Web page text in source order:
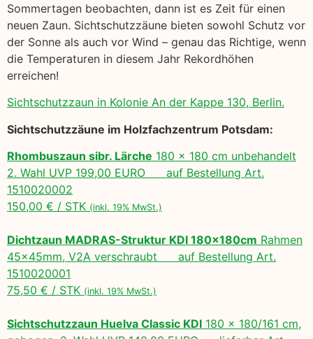
Sommertagen beobachten, dann ist es Zeit für einen
neuen Zaun. Sichtschutzzäune bieten sowohl Schutz vor
der Sonne als auch vor Wind – genau das Richtige, wenn
die Temperaturen in diesem Jahr Rekordhöhen
erreichen!
Sichtschutzzaun in Kolonie An der Kappe 130, Berlin.
Sichtschutzzäune im Holzfachzentrum Potsdam:
Rhombuszaun sibr. Lärche 180 x 180 cm unbehandelt
2. Wahl UVP 199,00 EURO auf Bestellung Art.
1510020002
150,00 € / STK (inkl. 19% MwSt.)
Dichtzaun MADRAS-Struktur KDI 180x180cm Rahmen
45x45mm, V2A verschraubt auf Bestellung Art.
1510020001
75,50 € / STK (inkl. 19% MwSt.)
Sichtschutzzaun Huelva Classic KDI 180 x 180/161 cm,